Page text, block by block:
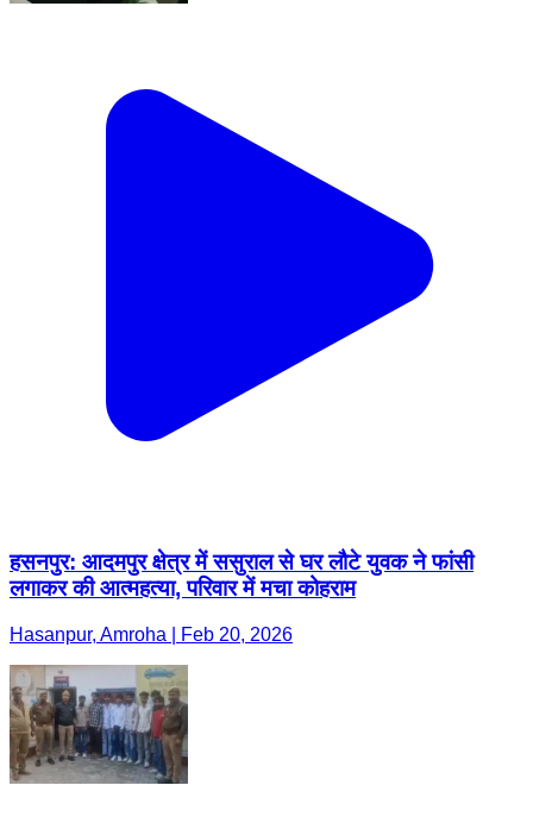
हसनपुर: आदमपुर क्षेत्र में ससुराल से घर लौटे युवक ने फांसी
लगाकर की आत्महत्या, परिवार में मचा कोहराम
Hasanpur, Amroha | Feb 20, 2026